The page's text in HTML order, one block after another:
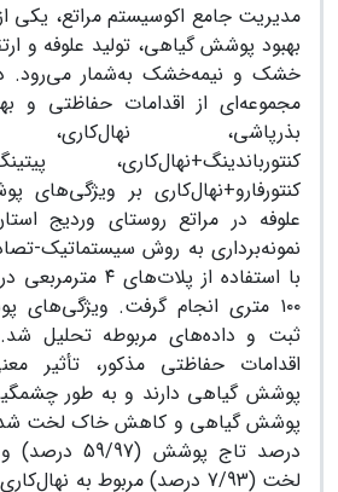
مدیریت جامع اکوسیستم مراتع، یکی
بهبود پوشش گیاهی، تولید علوفه و
خشک و نیمه‌خشک به‌شمار می‌رود.
مجموعه‌ای از اقدامات حفاظتی و
بذرپاشی، نهال‌کاری،
کنتورباندینگ+نهال‌کاری،
کنتورفارو+نهال‌کاری بر
علوفه در مراتع روستای وردیج
نمونه‌برداری به روش سیستماتیک-
با استفاده از
۱۰۰ متری انجام گرفت.
ثبت و داده‌های مربوطه تحلیل
اقدامات حفاظتی مذکور، تأثیر
پوشش گیاهی دارند و به طور
پوشش گیاهی و کاهش خاک لخت
درصد تاج
لخت (7/93 درصد) مربوط به